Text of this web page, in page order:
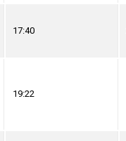
17:40
19:22